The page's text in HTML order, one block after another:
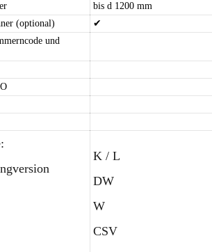
bis d 1200 mm
(optional)
✔
und
K / L
DW
W
CSV